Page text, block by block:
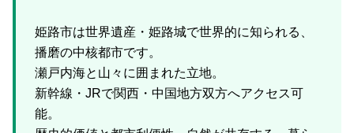
姫路市は世界遺産・姫路城で世界的に知られる、
播磨の中核都市です。
瀬戸内海と山々に囲まれた立地。
新幹線・JRで関西・中国地方双方へアクセス可
能。